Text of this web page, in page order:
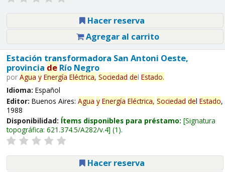
Hacer reserva
Agregar al carrito
Estación transformadora San Antoni Oeste,
provincia deRío Negro
por Agua y Energía Eléctrica, Sociedad del Estado.
Idioma: Español
Editor: Buenos Aires: Agua y Energía Eléctrica, Sociedad del Estado,
1988
Disponibilidad: Ítems disponibles para préstamo: Signatura
topográfica: 621.374.5/A282/v.4 (1).
Hacer reserva